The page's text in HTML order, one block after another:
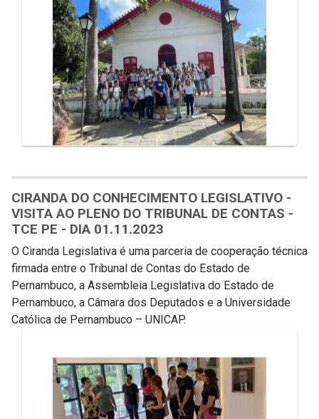
CIRANDA DO CONHECIMENTO LEGISLATIVO -
VISITA AO PLENO DO TRIBUNAL DE CONTAS -
TCE PE - DIA 01.11.2023
O Ciranda Legislativa é uma parceria de cooperação técnica
firmada entre o Tribunal de Contas do Estado de
Pernambuco, a Assembleia Legislativa do Estado de
Pernambuco, a Câmara dos Deputados e a Universidade
Católica de Pernambuco – UNICAP.